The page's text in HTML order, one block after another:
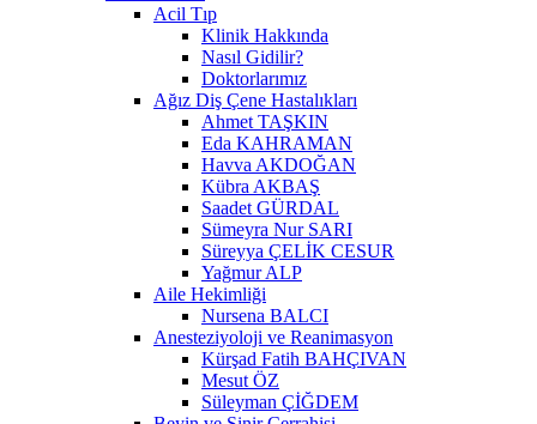
Acil Tıp
Klinik Hakkında
Nasıl Gidilir?
Doktorlarımız
Ağız Diş Çene Hastalıkları
Ahmet TAŞKIN
Eda KAHRAMAN
Havva AKDOĞAN
Kübra AKBAŞ
Saadet GÜRDAL
Sümeyra Nur SARI
Süreyya ÇELİK CESUR
Yağmur ALP
Aile Hekimliği
Nursena BALCI
Anesteziyoloji ve Reanimasyon
Kürşad Fatih BAHÇIVAN
Mesut ÖZ
Süleyman ÇİĞDEM